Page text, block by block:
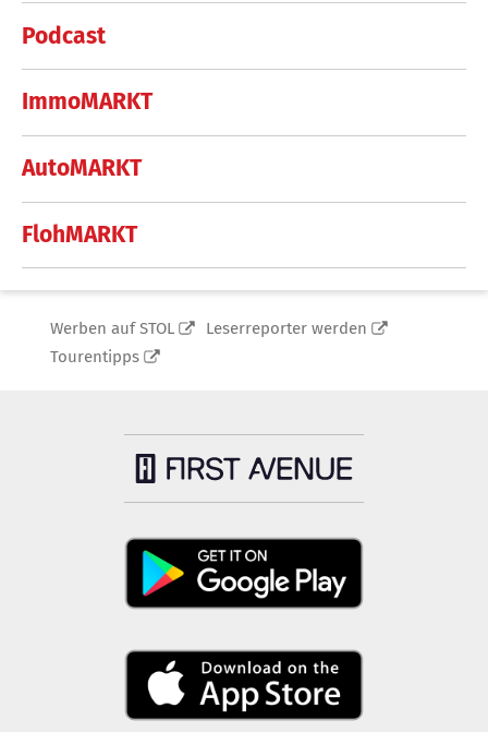
Podcast
ImmoMARKT
AutoMARKT
FlohMARKT
Werben auf STOL
Leserreporter werden
Tourentipps